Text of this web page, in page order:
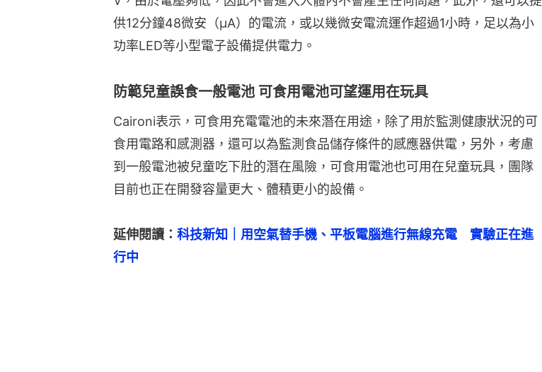
供12分鐘48微安（μA）的電流，或以幾微安電流運作超過1小時，足以為小
功率LED等小型電子設備提供電力。
防範兒童誤食一般電池 可食用電池可望運用在玩具
Caironi表示，可食用充電電池的未來潛在用途，除了用於監測健康狀況的可
食用電路和感測器，還可以為監測食品儲存條件的感應器供電，另外，考慮
到一般電池被兒童吃下肚的潛在風險，可食用電池也可用在兒童玩具，團隊
目前也正在開發容量更大、體積更小的設備。
延伸閱讀： 科技新知｜用空氣替手機、平板電腦進行無線充電　實驗正在進
行中